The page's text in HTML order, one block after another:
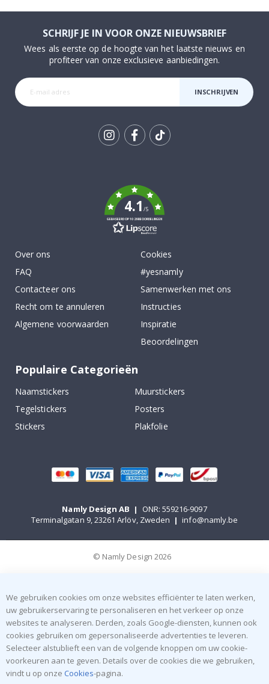
SCHRIJF JE IN VOOR ONZE NIEUWSBRIEF
Wees als eerste op de hoogte van het laatste nieuws en
profiteer van onze exclusieve aanbiedingen.
INSCHRIJVEN
4.1/5
GEBASEERD OP 1029 BEOORDELINGEN
Over ons
FAQ
Contacteer ons
Recht om te annuleren
Algemene voorwaarden
Cookies
#yesnamly
Samenwerken met ons
Instructies
Inspiratie
Beoordelingen
Populaire Categorieën
Naamstickers
Muurstickers
Tegelstickers
Posters
Stickers
Plakfolie
Namly Design AB |
ONR: 559216-9097
Terminalgatan 9, 23261 Arlöv, Zweden | info@namly.be
© Namly Design 2026
We gebruiken cookies om onze websites efficiënter te laten werken,
uw gebruikerservaring te personaliseren en het verkeer op onze
websites te analyseren. Derden, zoals Google-diensten, kunnen ook
cookies gebruiken om gepersonaliseerde advertenties te leveren.
Selecteer alstublieft een van de volgende knoppen om uw cookie-
voorkeuren aan te geven. Details over de cookies die we gebruiken,
vindt u op onze Cookies-pagina.